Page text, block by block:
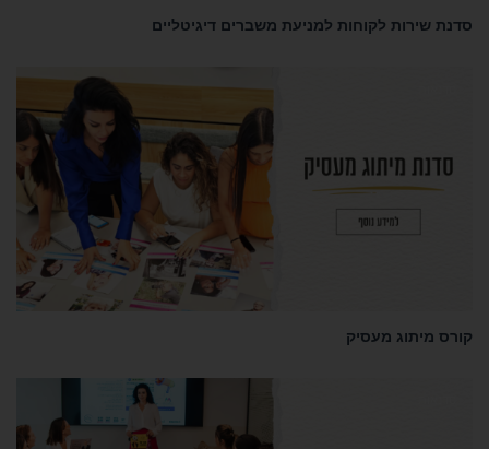
שירות לקוחות למניעת משברים דיגיטליים
מיתוג מעסיק